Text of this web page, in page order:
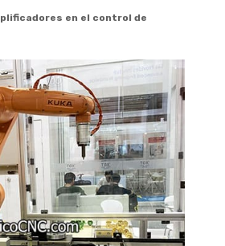
en el control de